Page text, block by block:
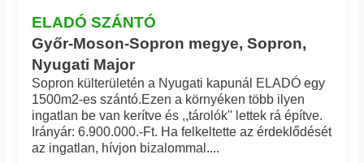
ELADÓ SZÁNTÓ
Győr-Moson-Sopron megye, Sopron,
Nyugati Major
Sopron külterületén a Nyugati kapunál ELADÓ egy
1500m2-es szántó.Ezen a környéken több ilyen
ingatlan be van kerítve és ,,tárolók'' lettek rá építve.
Irányár: 6.900.000.-Ft. Ha felkeltette az érdeklődését
az ingatlan, hívjon bizalommal....